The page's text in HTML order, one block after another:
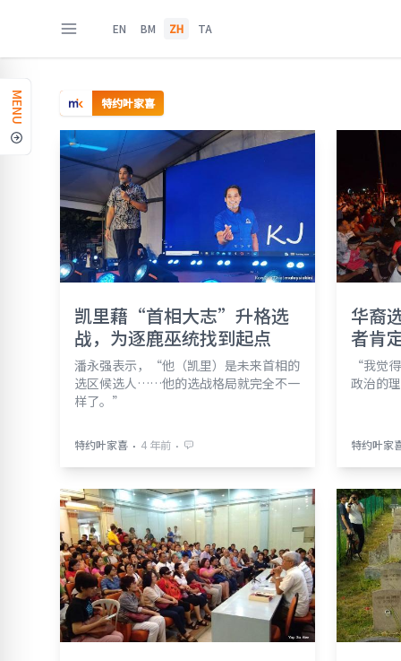
EN BM ZH TA
MENU 特约叶家喜
凯里藉“首相大志”升格选
战，为逐鹿巫统找到起点
潘永强表示，“他（凯里）是未来首相的
选区候选人……他的选战格局就完全不一
样了。”
特约叶家喜 ⋅ 4 年前 ⋅
华裔
者肯
“我觉
政治的
特约叶家